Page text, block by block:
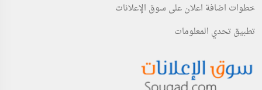
خطوات اضافة اعلان على سوق الإعلانات
تطبيق تحدي المعلومات